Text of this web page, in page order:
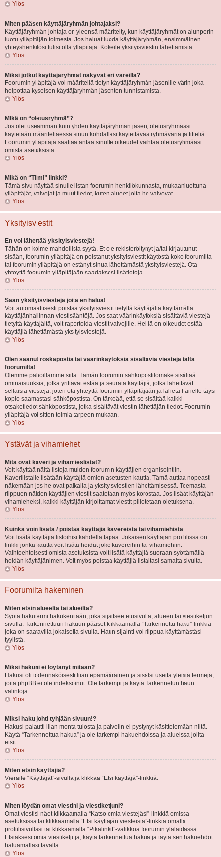
Ylös
Miten pääsen käyttäjäryhmän johtajaksi?
Käyttäjäryhmän johtaja on yleensä määritelty, kun käyttäjäryhmät on alunperin
luotu ylläpitäjän toimesta. Jos haluat luoda käyttäjäryhmän, ensimmäinen
yhteyshenkilösi tulisi olla ylläpitäjä. Kokeile yksityisviestin lähettämistä.
Ylös
Miksi jotkut käyttäjäryhmät näkyvät eri väreillä?
Foorumin ylläpitäjä voi määritellä tietyn käyttäjäryhmän jäsenille värin joka
helpottaa kyseisen käyttäjäryhmän jäsenten tunnistamista.
Ylös
Mikä on “oletusryhmä”?
Jos olet useamman kuin yhden käyttäjäryhmän jäsen, oletusryhmääsi
käytetään määriteltäessä sinun kohdallasi käytettävää ryhmäväriä ja titteliä.
Foorumin ylläpitäjä saattaa antaa sinulle oikeudet vaihtaa oletusryhmääsi
omista asetuksista.
Ylös
Mikä on “Tiimi” linkki?
Tämä sivu näyttää sinulle listan foorumin henkilökunnasta, mukaanluettuna
ylläpitäjät, valvojat ja muut tiedot, kuten alueet joita he valvovat.
Ylös
Yksityisviestit
En voi lähettää yksityisviestejä!
Tähän on kolme mahdollista syytä. Et ole rekisteröitynyt ja/tai kirjautunut
sisään, foorumin ylläpitäjä on poistanut yksityisviestit käytöstä koko foorumilta
tai foorumin ylläpitäjä on estänyt sinua lähettämästä yksityisviestejä. Ota
yhteyttä foorumin ylläpitäjään saadaksesi lisätietoja.
Ylös
Saan yksityisviestejä joita en halua!
Voit automaattisesti poistaa yksityisviestit tietyltä käyttäjältä käyttämällä
käyttäjänhallinnan viestisääntöjä. Jos saat väärinkäytöksiä sisältäviä viestejä
tietyltä käyttäjältä, voit raportoida viestit valvojille. Heillä on oikeudet estää
käyttäjiä lähettämästä yksityisviestejä.
Ylös
Olen saanut roskapostia tai väärinkäytöksiä sisältäviä viestejä tältä
foorumilta!
Olemme pahoillamme siitä. Tämän foorumin sähköpostilomake sisältää
ominaisuuksia, jotka yrittävät estää ja seurata käyttäjiä, jotka lähettävät
sellaisia viestejä, joten ota yhteyttä foorumin ylläpitäjään ja lähetä hänelle täysi
kopio saamastasi sähköpostista. On tärkeää, että se sisältää kaikki
otsaketiedot sähköpostista, jotka sisältävät viestin lähettäjän tiedot. Foorumin
ylläpitäjä voi sitten toimia tarpeen mukaan.
Ylös
Ystävät ja vihamiehet
Mitä ovat kaveri ja vihamieslistat?
Voit käyttää näitä listoja muiden foorumin käyttäjien organisointiin.
Kaverilistalle lisätään käyttäjiä omien asetusten kautta. Tämä auttaa nopeasti
näkemään jos he ovat paikalla ja yksityisviestien lähettämisessä. Teemasta
riippuen näiden käyttäjien viestit saatetaan myös korostaa. Jos lisäät käyttäjän
vihamieheksi, kaikki käyttäjän kirjoittamat viestit piilotetaan oletuksena.
Ylös
Kuinka voin lisätä / poistaa käyttäjiä kavereista tai vihamiehistä
Voit lisätä käyttäjiä listoihisi kahdella tapaa. Jokaisen käyttäjän profiilissa on
linkki jonka kautta voit lisätä heidät joko kavereihin tai vihamiehiin.
Vaihtoehtoisesti omista asetuksista voit lisätä käyttäjiä suoraan syöttämällä
heidän käyttäjänimen. Voit myös poistaa käyttäjiä listaltasi samalta sivulta.
Ylös
Foorumilta hakeminen
Miten etsin alueelta tai alueilta?
Syötä hakutermi hakukenttään, joka sijaitsee etusivulla, alueen tai viestiketjun
sivulla. Tarkennettuun hakuun pääset klikkaamalla “Tarkennettu haku”-linkkiä
joka on saatavilla jokaisella sivulla. Haun sijainti voi riippua käyttämästäsi
tyylistä.
Ylös
Miksi hakuni ei löytänyt mitään?
Hakusi oli todennäköisesti liian epämääräinen ja sisälsi useita yleisiä termejä,
joita phpBB ei ole indeksoinut. Ole tarkempi ja käytä Tarkennetun haun
valintoja.
Ylös
Miksi haku johti tyhjään sivuun!?
Hakusi palautti liian monta tulosta ja palvelin ei pystynyt käsittelemään niitä.
Käytä “Tarkennettua hakua” ja ole tarkempi hakuehdoissa ja alueissa joilta
etsit.
Ylös
Miten etsin käyttäjiä?
Vieraile “Käyttäjät”-sivulla ja klikkaa “Etsi käyttäjä”-linkkiä.
Ylös
Miten löydän omat viestini ja viestiketjuni?
Omat viestisi näet klikkaamalla “Katso omia viestejäsi”-linkkiä omissa
asetuksissa tai klikkaamalla “Etsi käyttäjän viesteistä”-linkkiä omalla
profiilisivullasi tai klikkaamalla “Pikalinkit”-valikkoa foorumin ylälaidassa.
Etsiäksesi omia viestiketjuja, käytä tarkennettua hakua ja täytä sen hakuehdot
haluamallasi tavalla.
Ylös